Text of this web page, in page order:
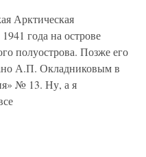
Арктическая
года на острове
полуострова. Позже его
А.П. Окладниковым в
№ 13. Ну, а я